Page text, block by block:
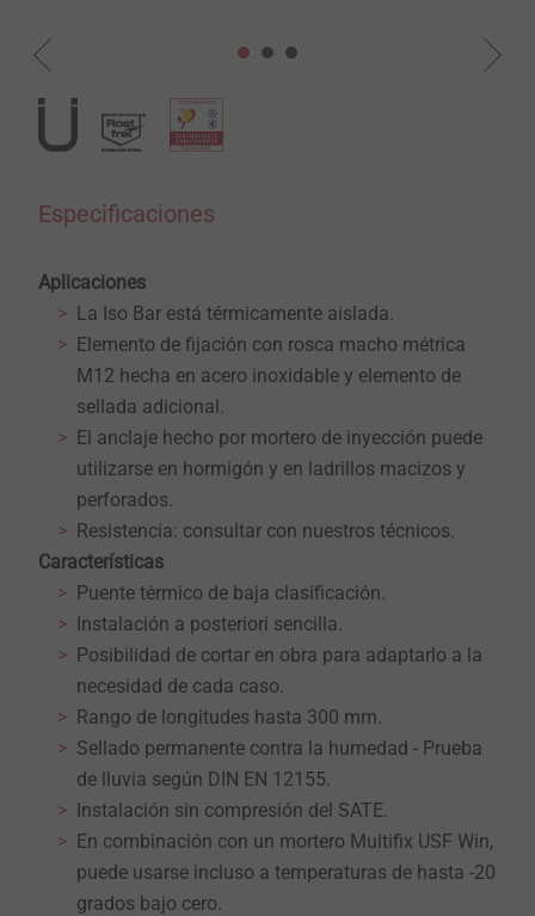
Especificaciones
Aplicaciones
La Iso Bar está térmicamente aislada.
Elemento de fijación con rosca macho métrica
M12 hecha en acero inoxidable y elemento de
sellada adicional.
El anclaje hecho por mortero de inyección puede
utilizarse en hormigón y en ladrillos macizos y
perforados.
Resistencia: consultar con nuestros técnicos.
Características
Puente térmico de baja clasificación.
Instalación a posteriori sencilla.
Posibilidad de cortar en obra para adaptarlo a la
necesidad de cada caso.
Rango de longitudes hasta 300 mm.
Sellado permanente contra la humedad - Prueba
de lluvia según DIN EN 12155.
Instalación sin compresión del SATE.
En combinación con un mortero Multifix USF Win,
puede usarse incluso a temperaturas de hasta -20
grados bajo cero.